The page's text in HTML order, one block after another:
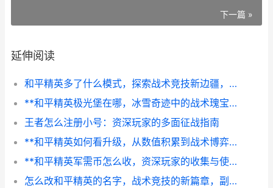
下一篇 »
延伸阅读
和平精英多了什么模式，探索战术竞技新边疆，副标题，多元玩法重塑战场体验
**和平精英极光堡在哪，冰雪奇迹中的战术瑰宝副标题**
王者怎么注册小号：资深玩家的多面征战指南
**和平精英如何看升级，从数值积累到战术博弈的蜕变**
**和平精英军需币怎么收，资深玩家的收集与使用之道，副标题：精打细算迈向顶级装备之路**
怎么改和平精英的名字，战术竞技的新篇章，副标题从命名看游戏的文化突围